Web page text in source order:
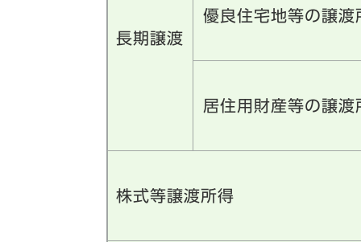
長期譲渡
優良住宅地等の譲渡
居住用財産等の譲渡
株式等譲渡所得